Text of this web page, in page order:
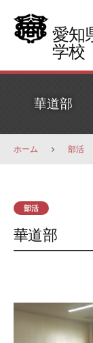
content
愛知
学校
華道部
ホーム 部活
部活
華道部